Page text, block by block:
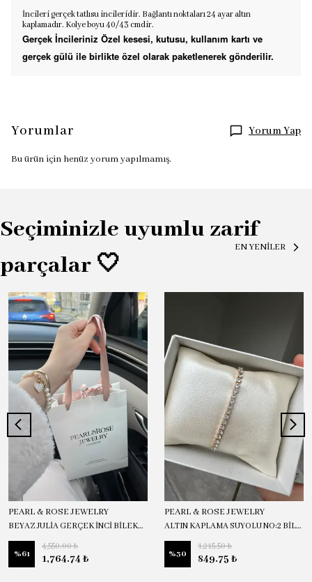
İncileri gerçek tatlısu incileridir. Bağlantı noktaları 24 ayar altın
kaplamadır. Kolye boyu 40/43 cmdir.
Gerçek İncileriniz Özel kesesi, kutusu, kullanım kartı ve
gerçek gülü ile birlikte özel olarak paketlenerek gönderilir.
Yorumlar Yorum Yap
Bu ürün için henüz yorum yapılmamış.
Seçiminizle uyumlu zarif
parçalar 🤍
EN YENİLER
PEARL & ROSE JEWELRY
BEYAZ JULİA GERÇEK İNCİ BİLEKLİK
%61
4,550.00 ₺
1,764.74 ₺
PEARL & ROSE JEWELRY
ALTIN KAPLAMA SUYOLU NO:2 BİLEKLİK
%30
1,215.50 ₺
849.75 ₺